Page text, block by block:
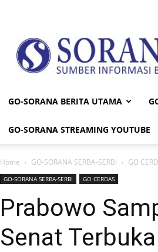
Sorana
GO-SORANA BERITA UTAMA
GO-SORANA STREAMING YOUTUBE
Home GO-SORANA SERBA-SERBI GO
GO-SORANA SERBA-SERBI GO CERDAS
Prabowo
Senat